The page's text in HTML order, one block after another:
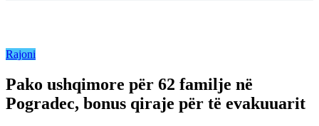
Rajoni
Pako ushqimore për 62 familje në
Pogradec, bonus qiraje për të evakuuarit